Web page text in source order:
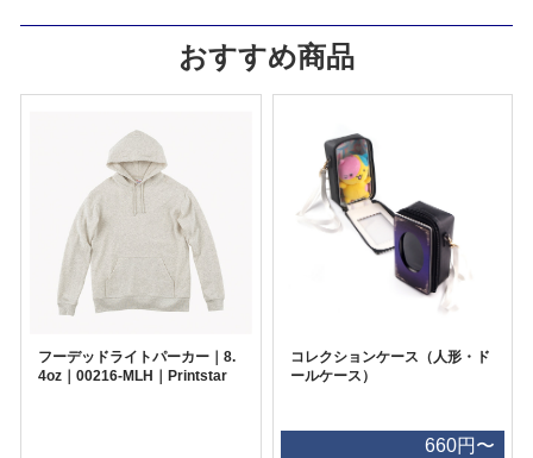
おすすめ商品
フーデッドライトパーカー｜8.
4oz｜00216-MLH｜Printstar
コレクションケース（人形・ド
ールケース）
660円〜